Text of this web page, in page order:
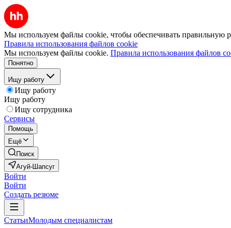
Мы используем файлы cookie, чтобы обеспечивать правильную
Правила использования файлов cookie
Мы используем файлы cookie. Правила использования файлов
Понятно
Ищу работу
Ищу работу
Ищу работу
Ищу сотрудника
Сервисы
Помощь
Ещё
Поиск
Агуй-Шапсуг
Войти
Войти
Создать резюме
СтатьиМолодым специалистам